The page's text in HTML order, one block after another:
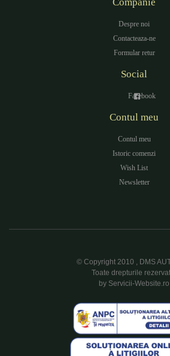
Companie
Despre noi
Contacteaza-ne
Formular retur
Social
Facebook
Contul meu
Contul meu
Istoric comenzi
Wish List
Newsletter
© Copyright 2010 , DMS
Toate drepturile
by Servicii-Website.ro